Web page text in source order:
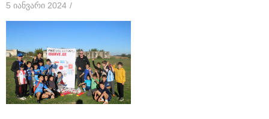
5 იანვარი 2024 /